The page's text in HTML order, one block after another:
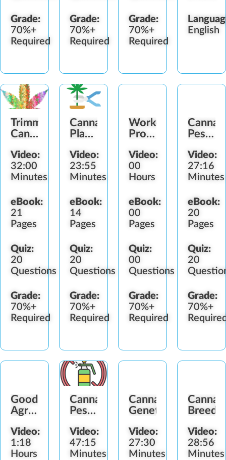
Grade:
70%+
Required
Grade:
70%+
Required
Grade:
70%+
Required
English
Trimming
Cannabis
Video:
32:00
Minutes
eBook:
21
Pages
Quiz:
20
Questions
Grade:
70%+
Required
Cannabis
Plant
Guide
Video:
23:55
Minutes
eBook:
14
Pages
Quiz:
20
Questions
Grade:
70%+
Required
Worker
Protection
(WPS)
Video:
00
Hours
eBook:
00
Pages
Quiz:
00
Questions
Grade:
70%+
Required
Video:
27:16
Minutes
eBook:
20
Pages
Quiz:
20
Grade:
70%+
Good
Agricultural
Collection
Practices
Video:
1:18
Hours
Cannabis
Pesticide
Fertilizer
Standards
Video:
47:15
Minutes
Cannabis
Genetics
Video:
27:30
Minutes
Video:
28:56
Minutes